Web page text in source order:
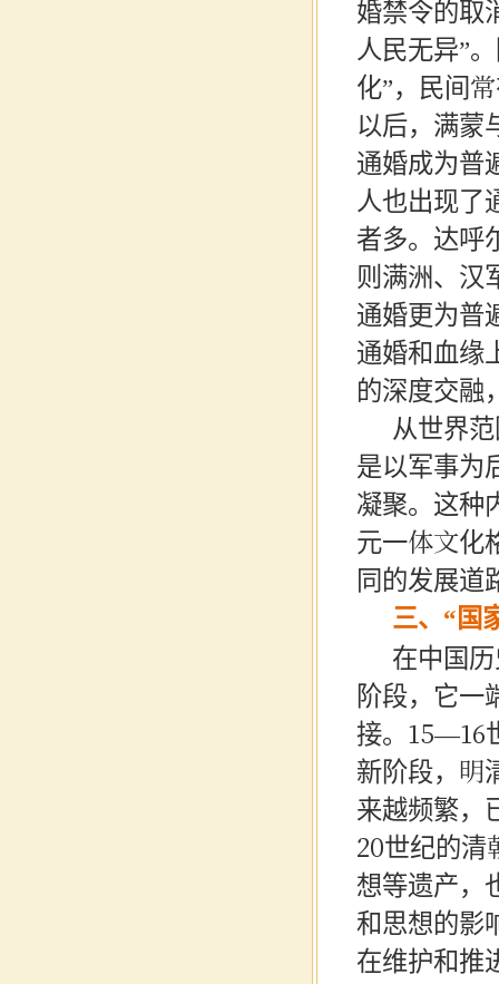
婚禁令的取
人民无异”
化”，民间
以后，满蒙
通婚成为普
人也出现了
者多。达呼
则满洲、汉
通婚更为普
通婚和血缘
的深度交融
从世界
是以军事为
凝聚。这种
元一体文化
同的发展道
三、 “国
在中国
阶段，它一
接。15—16
新阶段，明
来越频繁，
20世纪的清
想等遗产，
和思想的影
在维护和推